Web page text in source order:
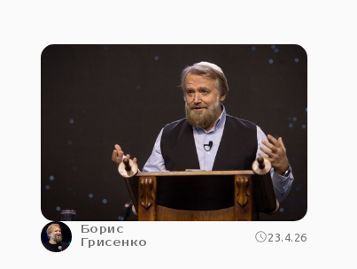
Борис
Грисенко
23.4.26